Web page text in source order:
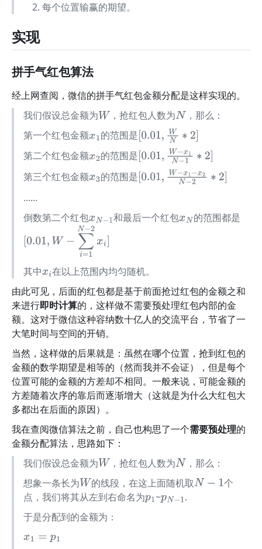
每个位置输赢的期望。
实现
拼手气红包算法
经上网查阅，微信的拼手气红包金额分配是这样实现的。
我们假设总金额为W ，抢红包人数为N ，那么：
第一个红包金额x1的范围是 0.01,WN∗2 ]
第二个红包金额x2的范围是 0.01,W−x1N− 1 ∗2
第三个红包金额x3的范围是 0.01,W−x1−x2N−2 ∗
......
倒数第二个红包xN−1 和最后一个红包xN 的范围都是
0.01,W−∑ i= N xi]
其中xi 在以上范围内均匀随机。
由此可见，后面的红包都是基于前面抢过红包的金额之和
来进行即时计算的，这样做不需要预处理红包内部的金
额。这对于微信这种容纳数十亿人的交流平台，节省了一
大笔时间与空间的开销。
当然，这样做的后果就是：虽然在哪个位置，抢到红包的
金额的数学期望是相等的（然而我并不会证），但是每个
位置可能的金额的方差却不相同。一般来说，可能金额的
方差随着次序的靠后而逐渐增大（这就是为什么大红包大
多都出在后面的原因）。
我在查阅微信算法之前，自己也构思了一个需要预处理的
金额分配算法，思路如下：
我们假设总金额为W ，抢红包人数为N ，那么：
想象一条长为W 的线段，在这上面随机取N− 1
个
点，我们将其从左到右命名为p1~pN−1.
于是分配到的金额为：
x1= p1